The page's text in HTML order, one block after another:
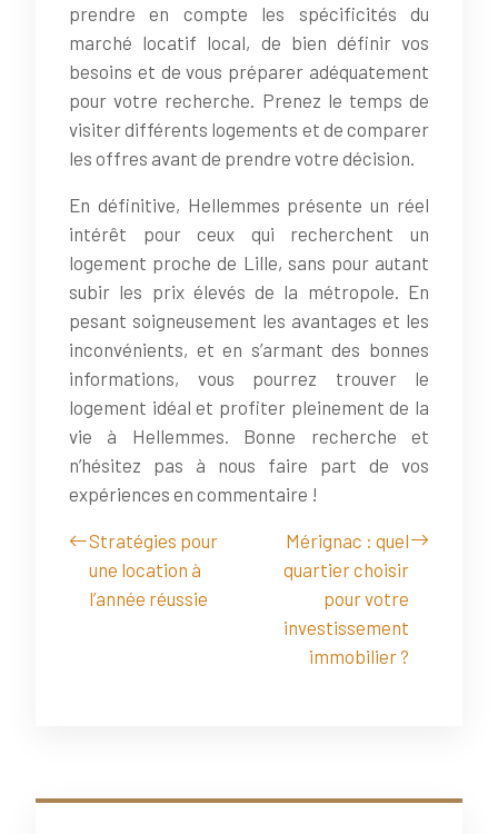
prendre en compte les spécificités du
marché locatif local, de bien définir vos
besoins et de vous préparer adéquatement
pour votre recherche. Prenez le temps de
visiter différents logements et de comparer
les offres avant de prendre votre décision.
En définitive, Hellemmes présente un réel
intérêt pour ceux qui recherchent un
logement proche de Lille, sans pour autant
subir les prix élevés de la métropole. En
pesant soigneusement les avantages et les
inconvénients, et en s’armant des bonnes
informations, vous pourrez trouver le
logement idéal et profiter pleinement de la
vie à Hellemmes. Bonne recherche et
n’hésitez pas à nous faire part de vos
expériences en commentaire !
Stratégies pour
une location à
l’année réussie
Mérignac : quel
quartier choisir
pour votre
investissement
immobilier ?